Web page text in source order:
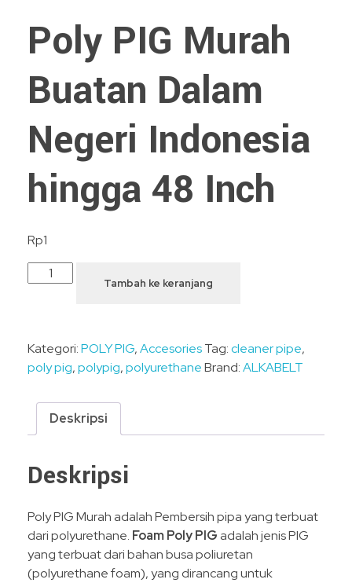
Poly PIG Murah
Buatan Dalam
Negeri Indonesia
hingga 48 Inch
Rp1
Tambah ke keranjang
Kategori:POLY PIG,AccesoriesTag:cleaner pipe,
poly pig,polypig,polyurethaneBrand:ALKABELT
Deskripsi
Deskripsi
Poly PIG Murah adalah Pembersih pipa yang terbuat
dari polyurethane. Foam Poly PIG adalah jenis PIG
yang terbuat dari bahan busa poliuretan
(polyurethane foam), yang dirancang untuk